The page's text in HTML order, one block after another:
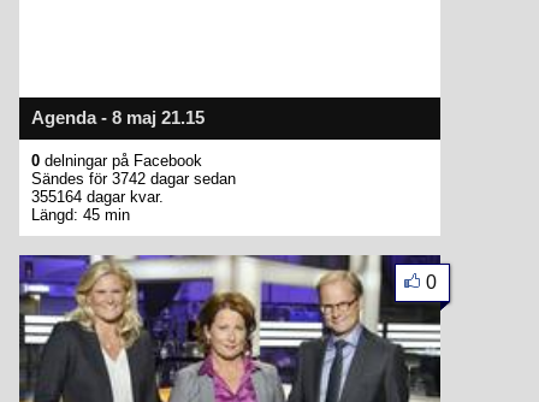
Agenda - 8 maj 21.15
0 delningar på Facebook
Sändes för 3742 dagar sedan
355164 dagar kvar.
Längd: 45 min
0